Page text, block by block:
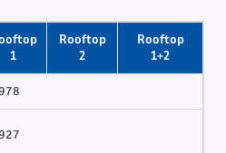
1
Rooftop
2
Rooftop
1+2